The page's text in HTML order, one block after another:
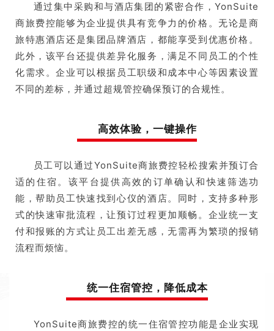
通过集中采购和与酒店集团的紧密合作，YonSuite
商旅费控能够为企业提供具有竞争力的价格。无论是商
旅特惠酒店还是集团品牌酒店，都能享受到优惠价格。
此外，该平台还提供差异化服务，满足不同员工的个性
化需求。企业可以根据员工职级和成本中心等因素设置
不同的差标，并通过超规管控确保预订的合规性。
高效体验，一键操作
员工可以通过YonSuite商旅费控轻松搜索并预订合
适的住宿。该平台提供高效的订单确认和快速筛选功
能，帮助员工快速找到心仪的酒店。同时，支持多种形
式的快速审批流程，让预订过程更加顺畅。企业统一支
付和报账的方式让员工出差无感，无需再为繁琐的报销
流程而烦恼。
统一住宿管控，降低成本
YonSuite商旅费控的统一住宿管控功能是企业实现